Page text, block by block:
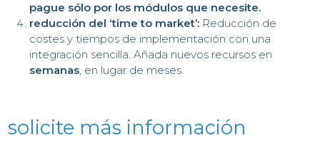
pague sólo por los módulos que necesite.
reducción del ‘time to market’: Reducción de
costes y tiempos de implementación con una
integración sencilla. Añada nuevos recursos en
semanas, en lugar de meses.
solicite más información